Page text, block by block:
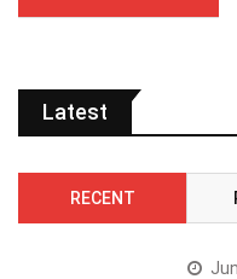
Latest
RECENT